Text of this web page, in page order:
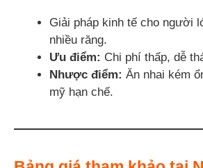
Giải pháp kinh tế cho người
nhiều răng.
Ưu điểm: Chi phí thấp, dễ
Nhược điểm: Ăn nhai kém
mỹ hạn chế.